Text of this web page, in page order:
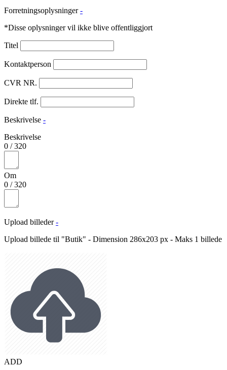
Forretningsoplysninger -
*Disse oplysninger vil ikke blive offentliggjort
Titel
Kontaktperson
CVR NR.
Direkte tlf.
Beskrivelse -
Beskrivelse
0 /320
Om
0 /320
Upload billeder -
Upload billede til "Butik" - Dimension 286x203 px - Maks 1 billede
ADD